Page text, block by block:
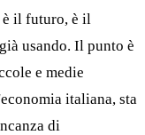
è il futuro, è il
usando. Il punto è
e medie
italiana, sta
di